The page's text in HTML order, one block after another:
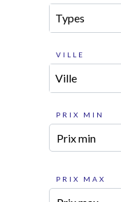
Types
VILLE
Ville
PRIX MIN
PRIX MAX